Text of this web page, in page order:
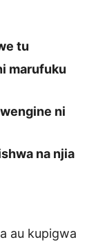
tu
marufuku
ni
na njia
au kupigwa